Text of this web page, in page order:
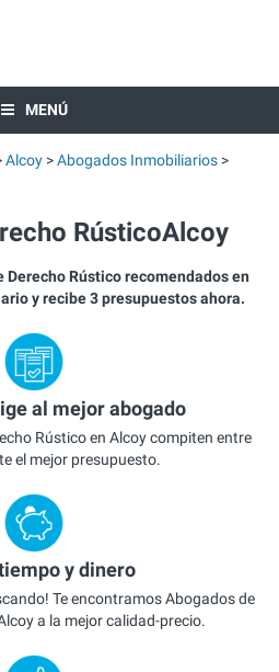
MENÚ
Alcoy
Abogados Inmobiliarios
RústicoAlcoy
Derecho Rústico recomendados en
y recibe 3 presupuestos ahora.
al mejor abogado
Rústico en Alcoy compiten entre
el mejor presupuesto.
y dinero
Te encontramos Abogados de
a la mejor calidad-precio.